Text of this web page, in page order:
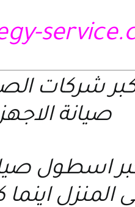
شركات
صيانة الاجهزة
اسطول
المنزل